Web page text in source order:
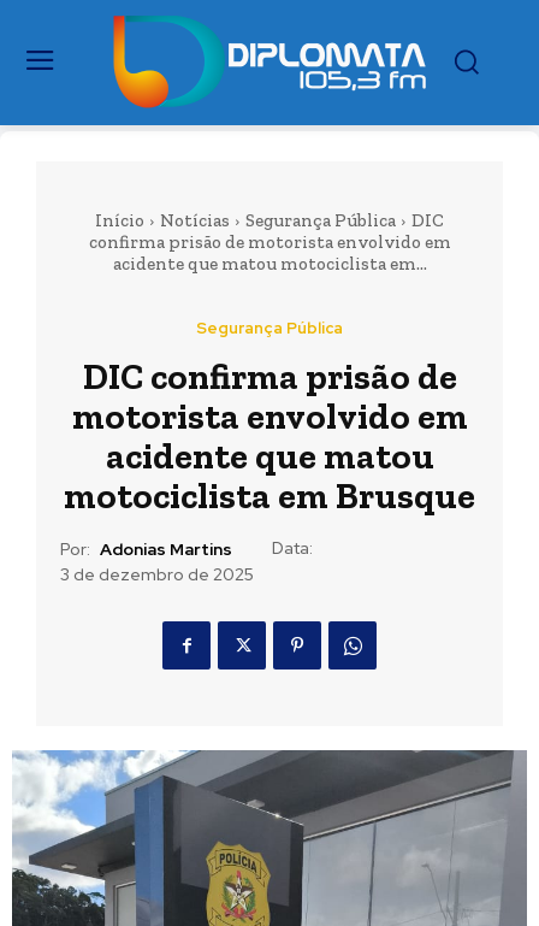
Início Notícias Segurança Pública
DIC
confirma prisão de motorista envolvido em
acidente que matou motociclista em...
Segurança Pública
DIC confirma prisão de
motorista envolvido em
acidente que matou
motociclista em Brusque
Por: Adonias Martins
Data:
3 de dezembro de 2025